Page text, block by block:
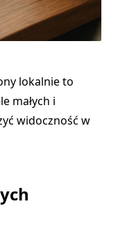
lokalnie to
małych i
widoczność w